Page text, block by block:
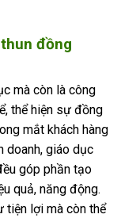
đồng
mà còn là công
thể hiện sự đồng
mắt khách hàng
doanh, giáo dục
góp phần tạo
quả, năng động.
tiện lợi mà còn thể